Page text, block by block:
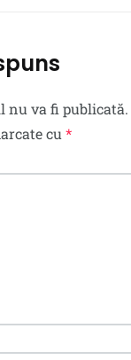
nu va fi publicată.
cu *